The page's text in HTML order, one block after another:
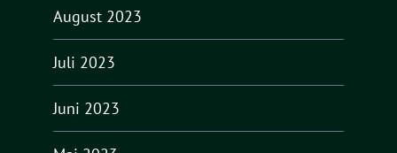
August 2023
Juli 2023
Juni 2023